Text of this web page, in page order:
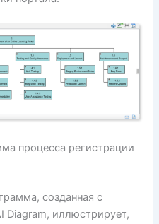
процесса регистрации
созданная с
Diagram, иллюстрирует,